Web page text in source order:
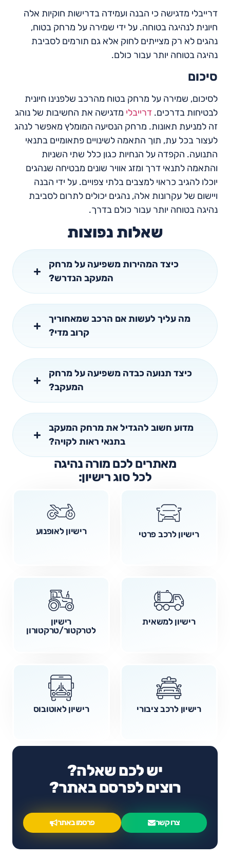
דרייבלי מדגישה כי הבנה ועמידה בדרישות חוקיות אלה
חיונית לנהיגה בטוחה. על ידי שמירה על מרחק בטוח,
נהגים לא רק מצייתים לחוק אלא גם תורמים לסביבת
נהיגה בטוחה יותר עבור כולם.
סיכום
לסיכום, שמירה על מרחק בטוח מהרכב שלפנינו חיונית
לבטיחות בדרכים. דרייבלי מדגישה את החשיבות של נוהג
זה למניעת תאונות. מרחק הנסיעה המומלץ מאפשר לנהג
לעצור בכל עת, תוך התאמה לשינויים פתאומיים בתנאי
התנועה. הקפדה על הנחיות כגון כלל שתי השניות
והתאמה לתנאי דרך ומזג אוויר שונים מבטיחה שנהגים
יוכלו להגיב כראוי למצבים בלתי צפויים. על ידי הבנה
ויישום של עקרונות אלה, נהגים יכולים לתרום לסביבת
נהיגה בטוחה יותר עבור כולם בדרך.
שאלות נפוצות
כיצד המהירות משפיעה על מרחק
המעקב הנדרש?
מה עליך לעשות אם הרכב שמאחוריך
קרוב מדי?
כיצד תנועה כבדה משפיעה על מרחק
המעקב?
מדוע חשוב להגדיל את מרחק המעקב
בתנאי ראות לקויה?
מאתרים לכם מורה נהיגה
לכל סוג רישיון:
רישיון לרכב פרטי רישיון לאופנוע
רישיון למשאית
רישיון
לטרקטור/טרקטורון
רישיון לרכב ציבורי רישיון לאוטובוס
יש לכם שאלה?
רוצים לפרסם באתר?
צרו קשר פרסמו באתר